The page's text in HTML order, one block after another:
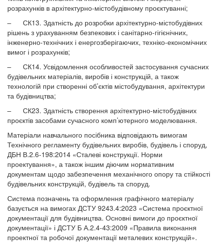
розрахунків в архітектурно-містобудівному проєктуванні;
–
СК13. Здатність до розробки архітектурно-містобудівних
рішень з урахуванням безпекових і санітарно-гігієнічних,
інженерно-технічних і енергозберігаючих, техніко-економічних
вимог і розрахунків;
–
СК14. Усвідомлення особливостей застосування сучасних
будівельних матеріалів, виробів і конструкцій, а також
технологій при створенні об’єктів містобудування, архітектури
та будівництва;
–
СК23. Здатність створення архітектурно-містобудівних
проєктів засобами сучасного комп’ютерного моделювання.
Матеріали навчального посібника відповідають вимогам
Технічного регламенту будівельних виробів, будівель і споруд,
ДБН В.2.6-198:2014 «Сталеві конструкції. Норми
проектування», а також іншим діючим нормативним
документам щодо забезпечення механічного опору та стійкості
будівельних конструкцій, будівель та споруд.
Система позначень та оформлення графічного матеріалу
базується на вимогах ДСТУ 9243.4:2023 «Система проєктної
документації для будівництва. Основні вимоги до проєктної
документації» і ДСТУ Б А.2.4-43:2009 «Правила виконання
проектної та робочої документації металевих конструкцій».